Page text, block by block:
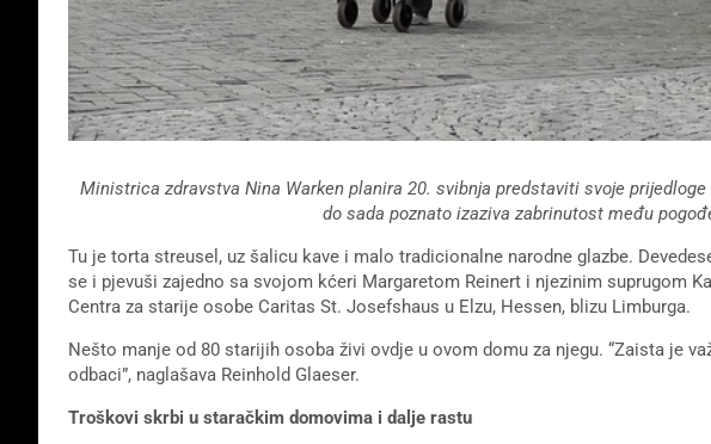
Ministrica zdravstva Nina Warken planira 20. svibnja predstaviti svoje
do sada poznato izaziva zabrinutost među
Tu je torta streusel, uz šalicu kave i malo tradicionalne narodne glazbe.
se i pjevuši zajedno sa svojom kćeri Margaretom Reinert i njezinim suprugom
Centra za starije osobe Caritas St. Josefshaus u Elzu, Hessen, blizu Limburga.
Nešto manje od 80 starijih osoba živi ovdje u ovom domu za njegu. “Zaista je
odbaci”, naglašava Reinhold Glaeser.
Troškovi skrbi u staračkim domovima i dalje rastu